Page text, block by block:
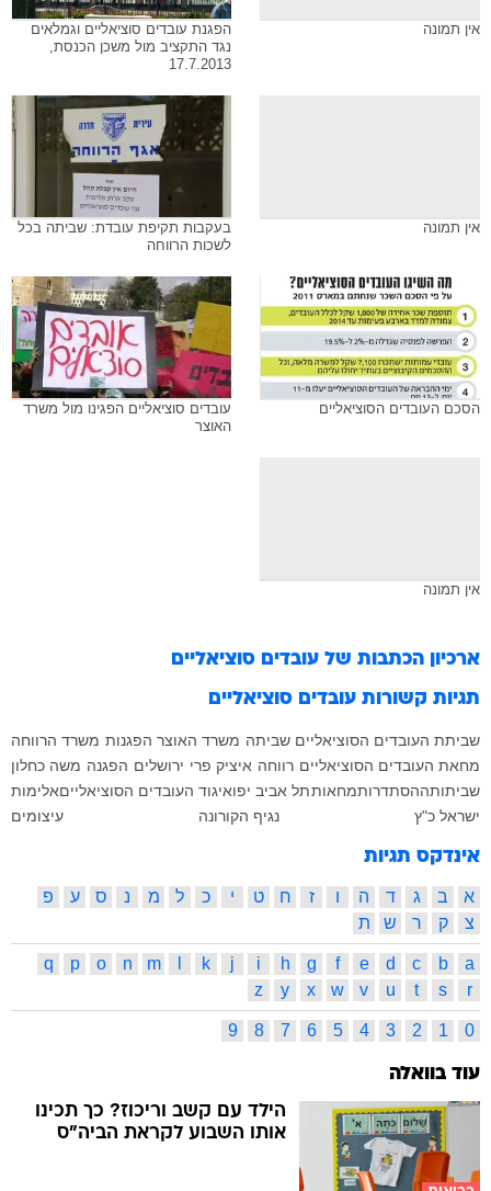
אין תמונה
הפגנת עובדים סוציאליים וגמלאים
נגד התקציב מול משכן הכנסת,
17.7.2013
אין תמונה
בעקבות תקיפת עובדת: שביתה בכל
לשכות הרווחה
הסכם העובדים הסוציאליים
עובדים סוציאליים הפגינו מול משרד
האוצר
אין תמונה
ארכיון הכתבות של עובדים סוציאליים
תגיות קשורות עובדים סוציאליים
שביתת העובדים הסוציאליים שביתה משרד האוצר הפגנות משרד הרווחה
מחאת העובדים הסוציאליים רווחה איציק פרי ירושלים הפגנה משה כחלון
שביתותההסתדרותמחאותתל אביב יפואיגוד העובדים הסוציאלייםאלימות
ישראל כ"ץ
נגיף הקורונה עיצומים
אינדקס תגיות
א ב ג ד ה ו ז ח ט י כ ל מ נ ס ע
פ
צ
ק ר ש ת
a
b
c
d
e
f
g
h
i
j
k
m
n
o
p
q
r
s
t
u
v
w
x
y
z
0
1
2
3
4
5
6
7
8
9
עוד בוואלה
הילד עם קשב וריכוז? כך תכינו
אותו השבוע לקראת הביה"ס